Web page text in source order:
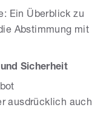
Ein Überblick zu
Abstimmung mit
Sicherheit
ausdrücklich auch